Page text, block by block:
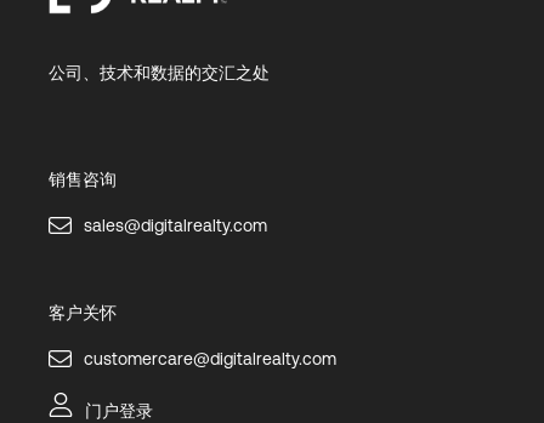
公司、技术和数据的交汇之处
销售咨询
sales@digitalrealty.com
客户关怀
customercare@digitalrealty.com
门户登录